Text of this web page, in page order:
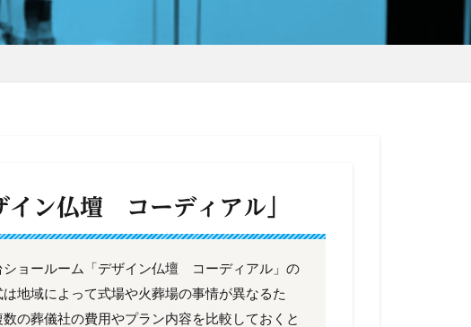
イン仏壇 コーディアル」
ョールーム「デザイン仏壇 コーディアル」の
地域によって式場や火葬場の事情が異なるた
の葬儀社の費用やプラン内容を比較しておくと